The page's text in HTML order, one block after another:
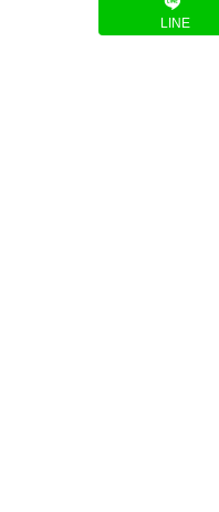
LINE